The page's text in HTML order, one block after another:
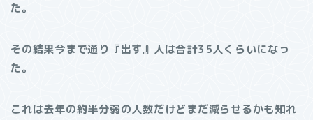
た。
その結果今まで通り『出す』人は合計35人くらいになっ
た。
これは去年の約半分弱の人数だけどまだ減らせるかも知れ